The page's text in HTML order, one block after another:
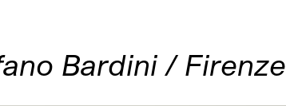
Bardini / Firenze